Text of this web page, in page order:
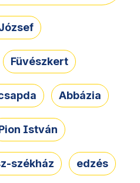
Füvészkert
Abbázia
István
székház edzés